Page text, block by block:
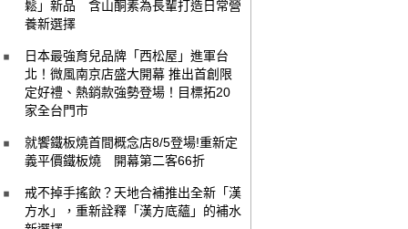
鬆」新品 含山酮素為長輩打造日常營
養新選擇
日本最強育兒品牌「西松屋」進軍台
北！微風南京店盛大開幕 推出首創限
定好禮、熱銷款強勢登場！目標拓20
家全台門市
就饗鐵板燒首間概念店8/5登場!重新定
義平價鐵板燒 開幕第二客66折
戒不掉手搖飲？天地合補推出全新「漢
方水」，重新詮釋「漢方底蘊」的補水